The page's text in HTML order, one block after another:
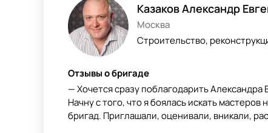
Казаков Александр
Москва
Строительство,
Отзывы о бригаде
— Хочется сразу поблагодарить
Начну с того, что я боялась искать
бригад. Приглашали, оценивали, вникали,